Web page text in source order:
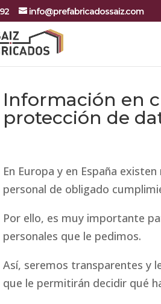
info@prefabricadossaiz.com
Información en
protección de
En Europa y en España
personal de obligado
Por ello, es muy importante
personales que le pedimos.
Así, seremos transparentes y
que le permitirán decidir qué